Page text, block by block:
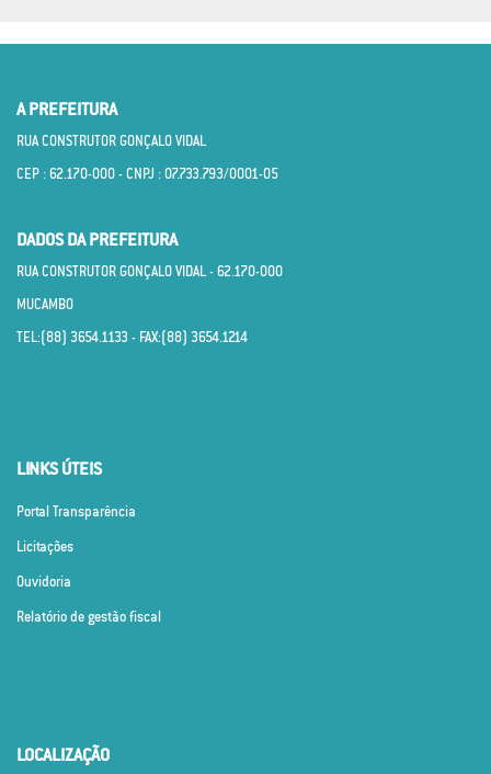
A PREFEITURA
RUA CONSTRUTOR GONÇALO VIDAL
CEP : 62.170­-000 - CNPJ : 07.733.793/0001­-05
DADOS DA PREFEITURA
RUA CONSTRUTOR GONÇALO VIDAL - 62.170­-000
MUCAMBO
TEL:(88) 3654.1133 - FAX:(88) 3654.1214
LINKS ÚTEIS
Portal Transparência
Licitações
Ouvidoria
Relatório de gestão fiscal
LOCALIZAÇÃO